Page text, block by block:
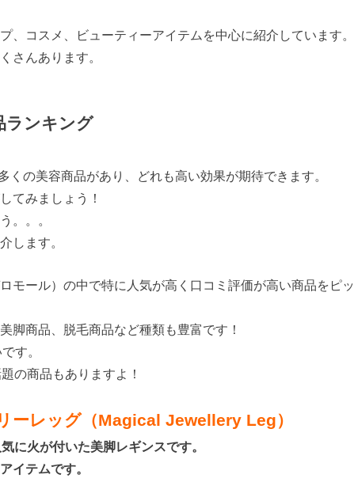
、コスメ、ビューティーアイテムを中心に紹介しています。
さんあります。
ランキング
の美容商品があり、どれも高い効果が期待できます。
てみましょう！
。。。
します。
モール）の中で特に人気が高く口コミ評価が高い商品をピッ
脚商品、脱毛商品など種類も豊富です！
す。
の商品もありますよ！
ーレッグ（Magical Jewellery Leg）
に火が付いた美脚レギンスです。
イテムです。